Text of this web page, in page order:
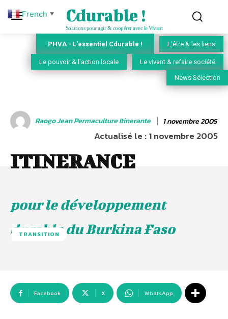
Cdurable !
Solutions pour agir & coopérer avec le Vivant
PHVA - L'essentiel Cdurable ! L'être & les liens
Le pouvoir & l'action locale Le vivant & refaire société
News Sélection
Raogo Jean Permaculture Itinerante 1 novembre 2005
Actualisé le :1 novembre 2005
ITINERANCE
pour le développement
durable du Burkina Faso
TRANSITION
Facebook X WhatsApp
French ▼